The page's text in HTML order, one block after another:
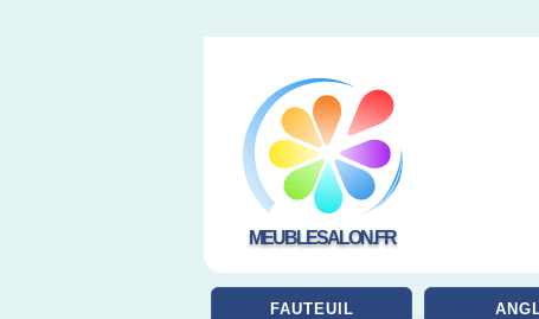
MEUBLESALON.FR
FAUTEUIL